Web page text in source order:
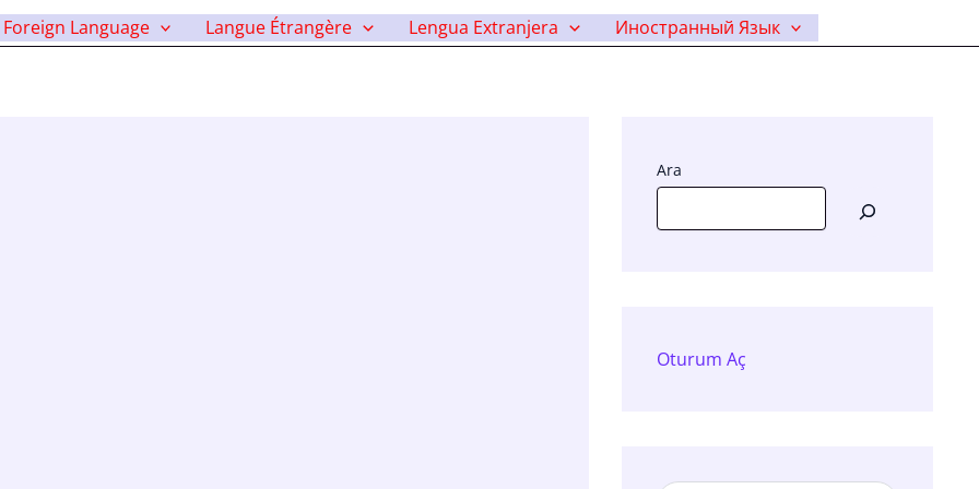
Foreign Language Langue Étrangère Lengua Extranjera Иностранный Язык
Ara
Oturum Aç